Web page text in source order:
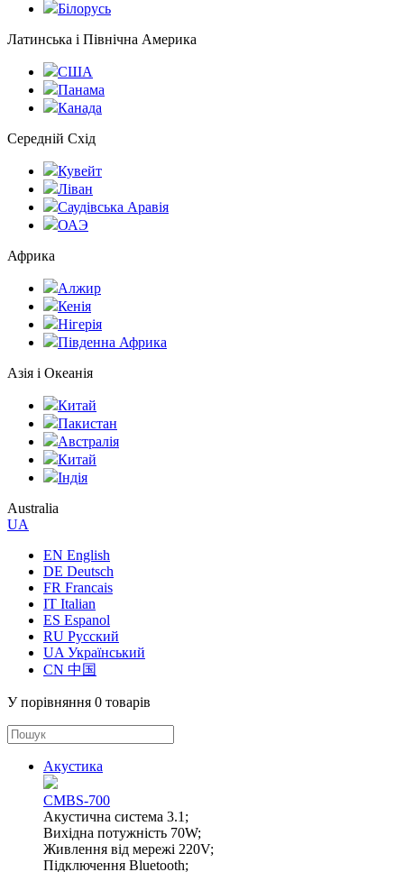
Білорусь
Латинська і Північна Америка
США
Панама
Канада
Середній Схід
Кувейт
Ліван
Саудівська Аравія
ОАЭ
Африка
Алжир
Кенія
Нігерія
Південна Африка
Азія і Океанія
Китай
Пакистан
Австралія
Китай
Індія
Australia
UA
EN English
DE Deutsch
FR Francais
IT Italian
ES Espanol
RU Русский
UA Український
CN 中国
У порівняння 0 товарів
Акустика
CMBS-700
Акустична система 3.1;
Вихідна потужність 70W;
Живлення від мережі 220V;
Підключення Bluetooth;